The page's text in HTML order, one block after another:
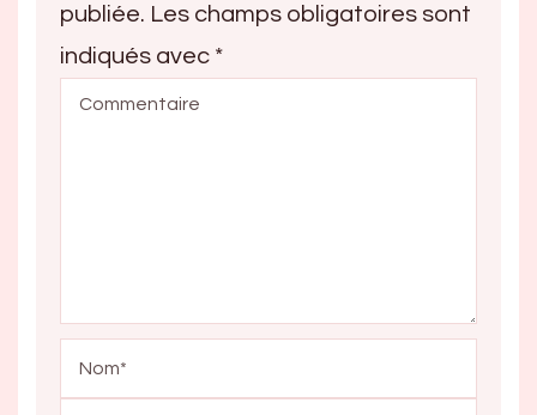
publiée. Les champs obligatoires sont
indiqués avec *